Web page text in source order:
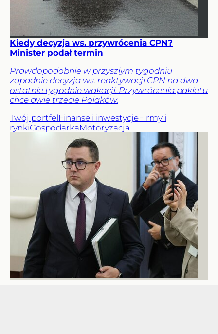
Kiedy decyzja ws. przywrócenia CPN?
Minister podał termin
Prawdopodobnie w przyszłym tygodniu
zapadnie decyzja ws. reaktywacji CPN na dwa
ostatnie tygodnie wakacji. Przywrócenia pakietu
chce dwie trzecie Polaków.
Twój portfelFinanse i inwestycjeFirmy i
rynkiGospodarkaMotoryzacja